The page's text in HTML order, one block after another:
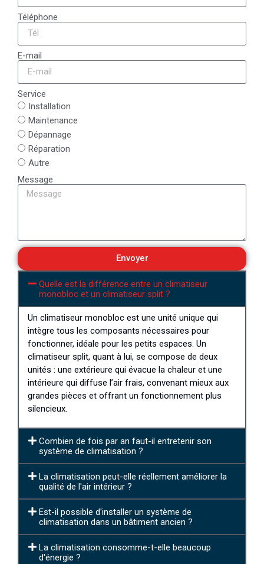
Téléphone
E-mail
Service
Installation
Maintenance
Dépannage
Réparation
Autre
Message
Envoyer
Quelle est la différence entre un climatiseur
monobloc et un climatiseur split ?
Un climatiseur monobloc est une unité unique qui
intègre tous les composants nécessaires pour
fonctionner, idéale pour les petits espaces. Un
climatiseur split, quant à lui, se compose de deux
unités : une extérieure qui évacue la chaleur et une
intérieure qui diffuse l’air frais, convenant mieux aux
grandes pièces et offrant un fonctionnement plus
silencieux.
Combien de fois par an faut-il entretenir son
système de climatisation ?
La climatisation peut-elle réellement améliorer la
qualité de l'air intérieur ?
Est-il possible d'installer un système de
climatisation dans un bâtiment ancien ?
La climatisation consomme-t-elle beaucoup
d'énergie ?